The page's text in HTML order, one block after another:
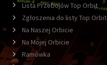
Lista Przebojów Top Orbit
Zgłoszenia do listy Top Orbit
Na Naszej Orbicie
Na Mojej Orbicie
Ramówka